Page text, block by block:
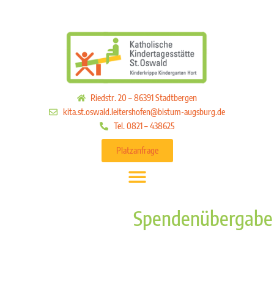
Riedstr. 20 – 86391 Stadtbergen
kita.st.oswald.leitershofen@bistum-augsburg.de
Tel. 0821 – 438625
Platzanfrage
Spendenübergabe